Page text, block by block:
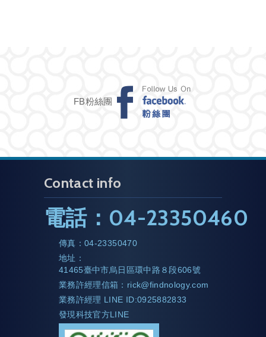
FB粉絲團
Contact info
電話： 04-23350460
傳真：04-23350470
地址：
41465臺中市烏日區環中路８段606號
業務許經理信箱： rick@findnology.com
業務許經理 LINE ID:0925882833
發現科技官方LINE